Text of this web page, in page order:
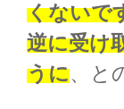
くないで
逆に受け
うに、と